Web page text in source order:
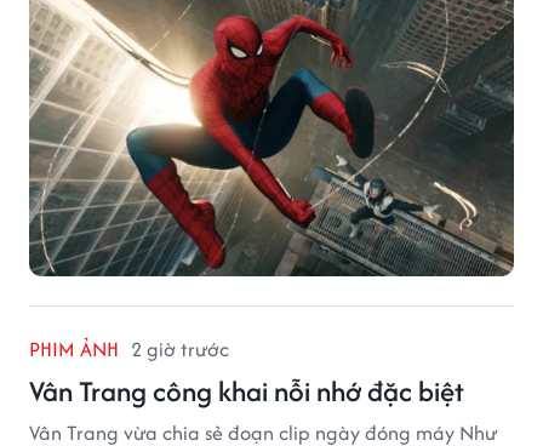
PHIM ẢNH 2 giờ trước
Vân Trang công khai nỗi nhớ đặc biệt
Vân Trang vừa chia sẻ đoạn clip ngày đóng máy Như